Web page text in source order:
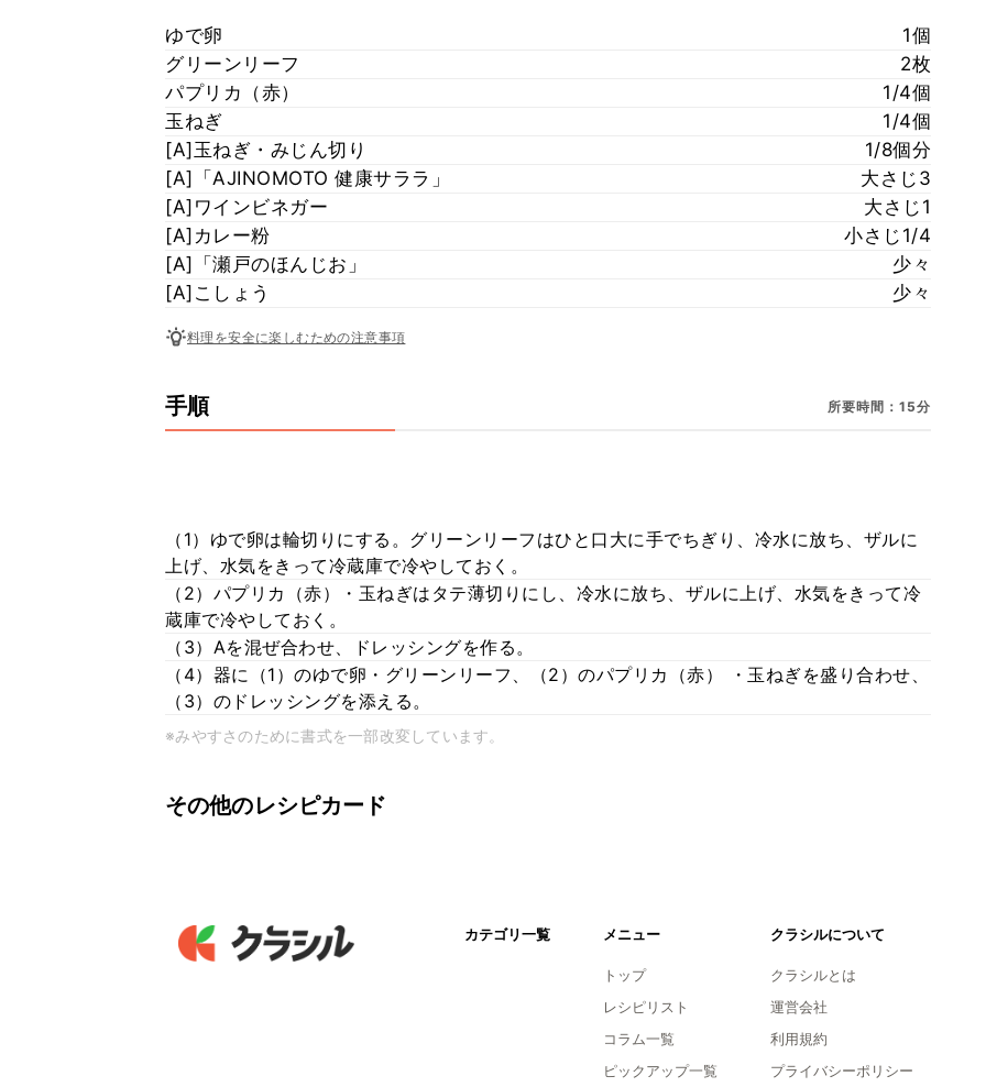
ゆで卵
1個
グリーンリーフ
2枚
パプリカ（赤）
1/4個
玉ねぎ
1/4個
[A]玉ねぎ・みじん切り
1/8個分
[A]「AJINOMOTO 健康サララ」
大さじ3
[A]ワインビネガー
大さじ1
[A]カレー粉
小さじ1/4
[A]「瀬戸のほんじお」
少々
[A]こしょう
少々
料理を安全に楽しむための注意事項
手順 所要時間：15分
（1）ゆで卵は輪切りにする。グリーンリーフはひと口大に手でちぎり、冷水に放ち、ザルに
上げ、水気をきって冷蔵庫で冷やしておく。
（2）パプリカ（赤）・玉ねぎはタテ薄切りにし、冷水に放ち、ザルに上げ、水気をきって冷
蔵庫で冷やしておく。
（3）Aを混ぜ合わせ、ドレッシングを作る。
（4）器に（1）のゆで卵・グリーンリーフ、（2）のパプリカ（赤） ・玉ねぎを盛り合わせ、
（3）のドレッシングを添える。
※みやすさのために書式を一部改変しています。
その他のレシピカード
カテゴリ一覧 メニュー
トップ
レシピリスト
コラム一覧
ピックアップ一覧
クラシルについて
クラシルとは
運営会社
利用規約
プライバシーポリシー